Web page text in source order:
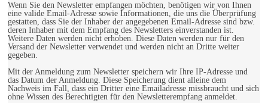
Wenn Sie den Newsletter empfangen möchten, benötigen wir von Ihnen
eine valide Email-Adresse sowie Informationen, die uns die Überprüfung
gestatten, dass Sie der Inhaber der angegebenen Email-Adresse sind bzw.
deren Inhaber mit dem Empfang des Newsletters einverstanden ist.
Weitere Daten werden nicht erhoben. Diese Daten werden nur für den
Versand der Newsletter verwendet und werden nicht an Dritte weiter
gegeben.
Mit der Anmeldung zum Newsletter speichern wir Ihre IP-Adresse und
das Datum der Anmeldung. Diese Speicherung dient alleine dem
Nachweis im Fall, dass ein Dritter eine Emailadresse missbraucht und sich
ohne Wissen des Berechtigten für den Newsletterempfang anmeldet.